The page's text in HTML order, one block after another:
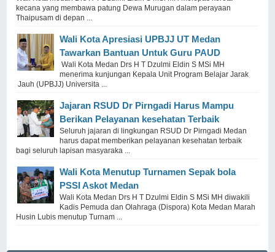
kecana yang membawa patung Dewa Murugan dalam perayaan
Thaipusam di depan ...
Wali Kota Apresiasi UPBJJ UT Medan
Tawarkan Bantuan Untuk Guru PAUD
Wali Kota Medan Drs H T Dzulmi Eldin S MSi MH
menerima kunjungan Kepala Unit Program Belajar Jarak
Jauh (UPBJJ) Universita ...
Jajaran RSUD Dr Pirngadi Harus Mampu
Berikan Pelayanan kesehatan Terbaik
Seluruh jajaran di lingkungan RSUD Dr Pirngadi Medan
harus dapat memberikan pelayanan kesehatan terbaik
bagi seluruh lapisan masyaraka ...
Wali Kota Menutup Turnamen Sepak bola
PSSI Askot Medan
Wali Kota Medan Drs H T Dzulmi Eldin S MSi MH diwakili
Kadis Pemuda dan Olahraga (Dispora) Kota Medan Marah
Husin Lubis menutup Turnam ...